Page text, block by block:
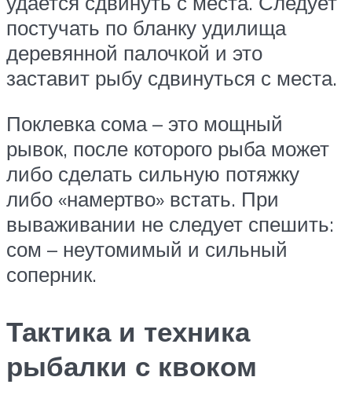
постучать по бланку удилища
деревянной палочкой и это
заставит рыбу сдвинуться с места.
Поклевка сома – это мощный
рывок, после которого рыба может
либо сделать сильную потяжку
либо «намертво» встать. При
вываживании не следует спешить:
сом – неутомимый и сильный
соперник.
Тактика и техника
рыбалки с квоком